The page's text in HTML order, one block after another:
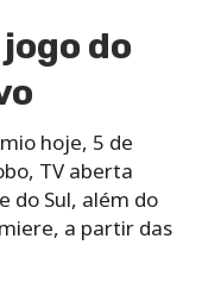
do
hoje, 5 de
TV aberta
do Sul, além do
a partir das